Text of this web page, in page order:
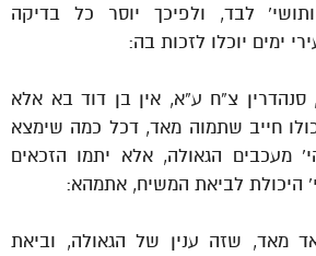
לבד, ולפיכך יוסר כל בדיקה
ימים יוכלו לזכות בה:
סנהדרין צ”ח ע”א, אין בן דוד בא אלא
חייב שתמוה מאד, דכל כמה שימצא
מעכבים הגאולה, אלא יתמו הזכאים
היכולת לביאת המשיח, אתמהא:
מאד, שזה ענין של הגאולה, וביאת